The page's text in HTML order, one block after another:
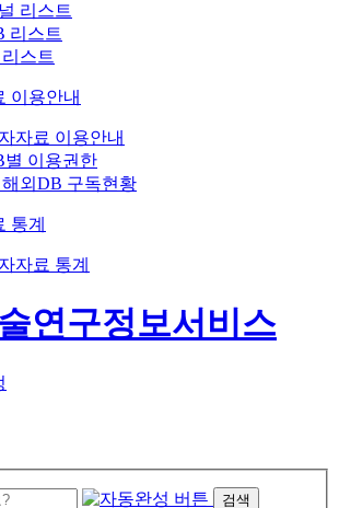
리스트
리스트
스트
이용안내
자료 이용안내
별 이용권한
외DB 구독현황
통계
자료 통계
검색